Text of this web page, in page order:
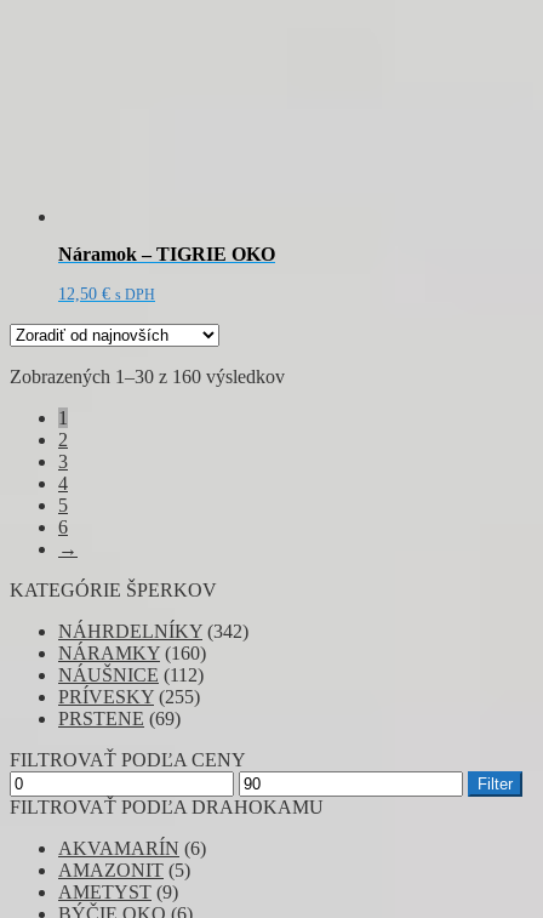
Náramok – TIGRIE OKO
12,50 € s DPH
Zobrazených 1–30 z 160 výsledkovZoradené
1
2
3
4
5
6
→
KATEGÓRIE ŠPERKOV
NÁHRDELNÍKY (342)
NÁRAMKY (160)
NÁUŠNICE (112)
PRÍVESKY (255)
PRSTENE (69)
FILTROVAŤ PODĽA CENY
Minimálna
cena
Maximálna
cena
Filter
FILTROVAŤ PODĽA DRAHOKAMU
AKVAMARÍN (6)
AMAZONIT (5)
AMETYST (9)
BÝČIE OKO (6)